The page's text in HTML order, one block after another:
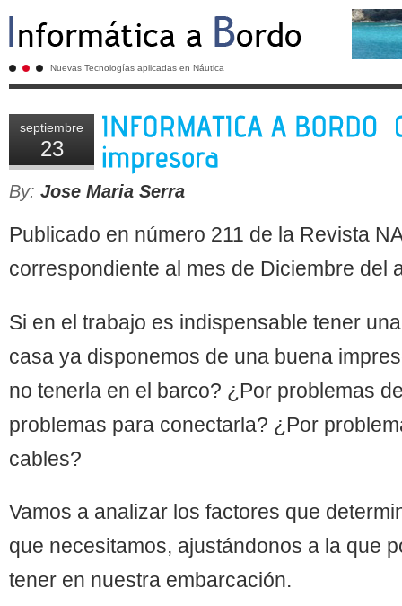
Nuevas Tecnologías aplicadas en Náutica
septiembre
23
By: Jose Maria Serra
Publicado en número 211 de la Revista
correspondiente al mes de Diciembre del
Si en el trabajo es indispensable tener
casa ya disponemos de una buena
no tenerla en el barco? ¿Por problemas
problemas para conectarla? ¿Por
cables?
Vamos a analizar los factores que
que necesitamos, ajustándonos a la que
tener en nuestra embarcación.